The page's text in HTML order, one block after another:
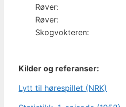
Røver:
Røver:
Skogvokteren:
Kilder og referanser:
Lytt til hørespillet (NRK)